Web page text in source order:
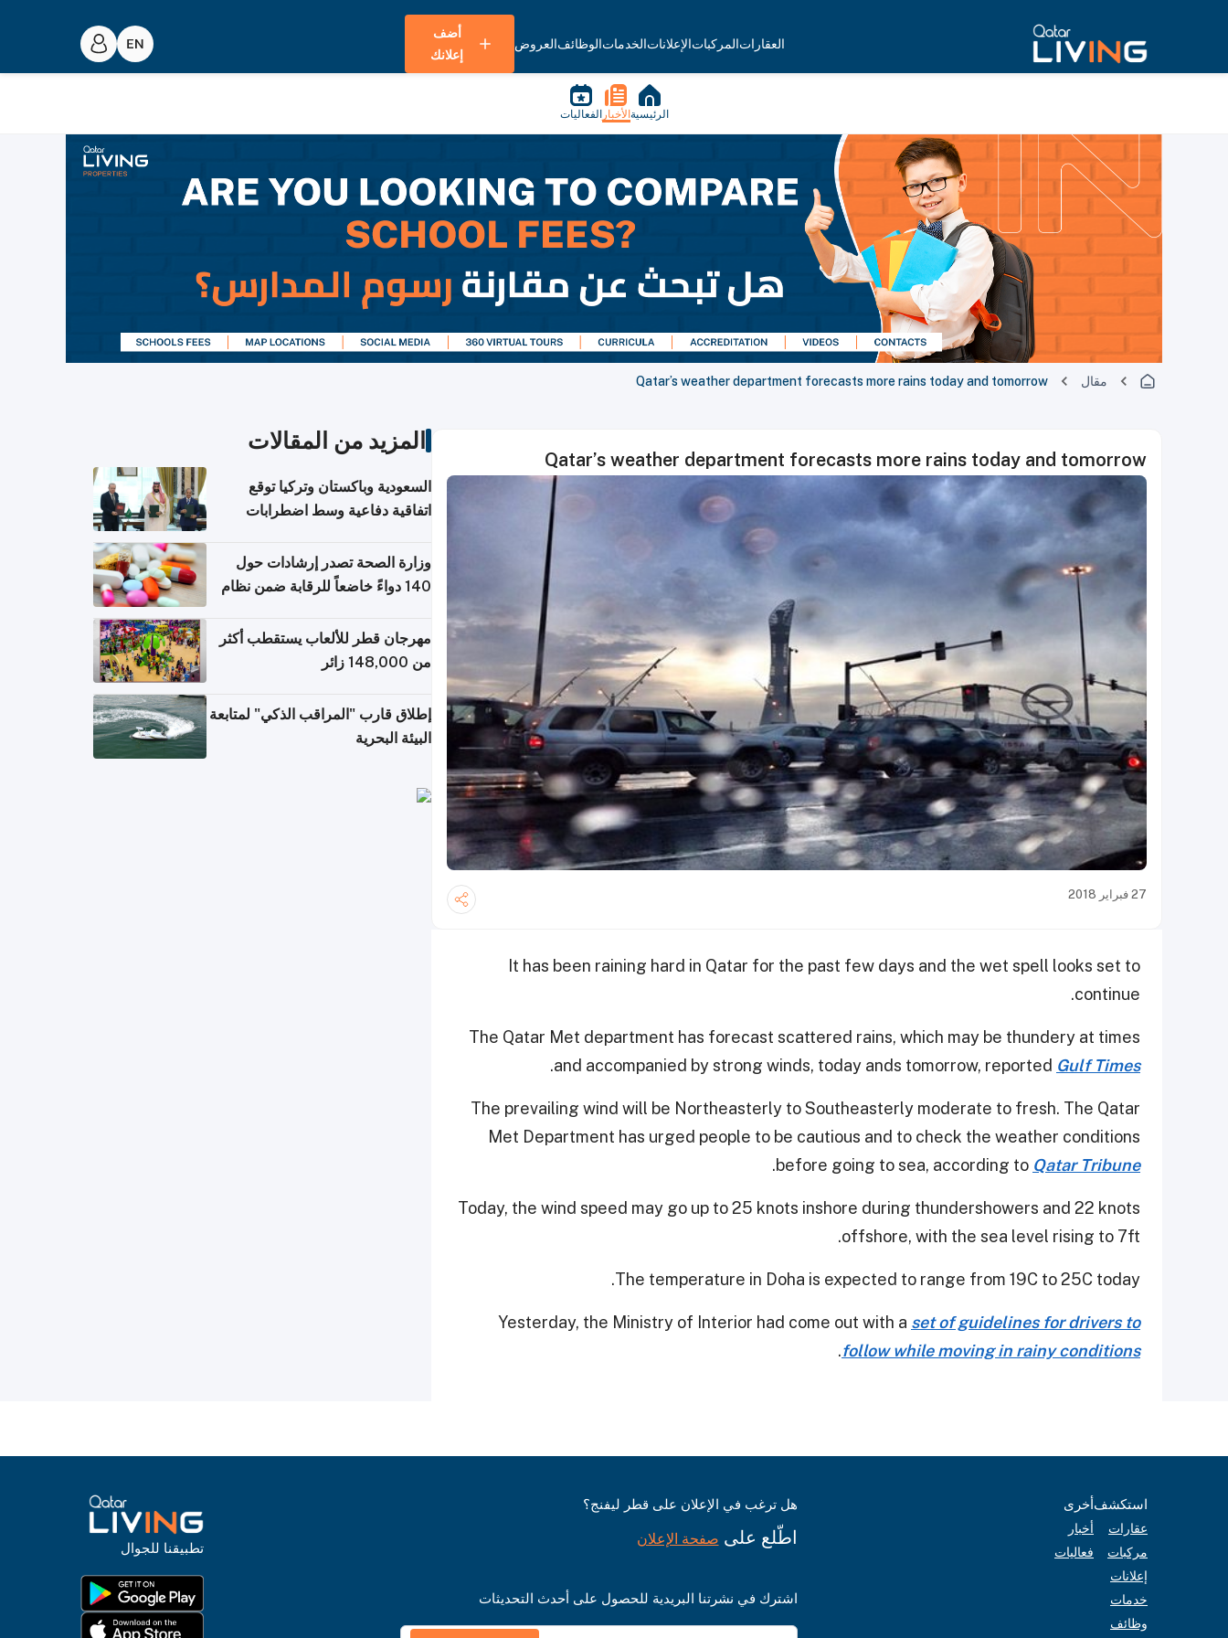
العقاراتالمركباتالإعلاناتالخدماتالوظائفالعروض
أضف
إعلانك
الرئيسية الأخبار الفعاليات
مقال Qatar’s weather department forecasts more rains today and tomorrow
Qatar’s weather department forecasts more rains today and tomorrow
27 فبراير 2018
It has been raining hard in Qatar for the past few days and the wet spell looks set to
continue.
The Qatar Met department has forecast scattered rains, which may be thundery at times
and accompanied by strong winds, today ands tomorrow, reported Gulf Times
.
The prevailing wind will be Northeasterly to Southeasterly moderate to fresh. The Qatar
Met Department has urged people to be cautious and to check the weather conditions
before going to sea, according to Qatar Tribune
.
Today, the wind speed may go up to 25 knots inshore during thundershowers and 22 knots
offshore, with the sea level rising to 7ft.
The temperature in Doha is expected to range from 19C to 25C today.
Yesterday, the Ministry of Interior had come out with a set of guidelines for drivers to
follow while moving in rainy conditions
.
المزيد من المقالات
السعودية وباكستان وتركيا توقع
اتفاقية دفاعية وسط اضطرابات
وزارة الصحة تصدر إرشادات حول
140 دواءً خاضعاً للرقابة ضمن نظام
مهرجان قطر للألعاب يستقطب أكثر
من 148,000 زائر
إطلاق قارب "المراقب الذكي" لمتابعة
البيئة البحرية
استكشف
عقارات
مركبات
إعلانات
خدمات
وظائف
أخرى
أخبار
فعاليات
هل ترغب في الإعلان على قطر ليفنج؟
اطّلع على صفحة الإعلان
اشترك في نشرتنا البريدية للحصول على أحدث التحديثات
تطبيقنا للجوال